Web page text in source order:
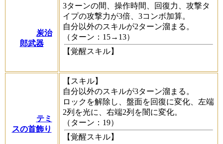
炭治
郎武器
3ターンの間、操作時間、回復力、攻撃タ
イプの攻撃力が3倍、3コンボ加算。
自分以外のスキルが2ターン溜まる。
（ターン：15→13）
【覚醒スキル】
テミ
スの首飾り
【スキル】
自分以外のスキルが3ターン溜まる。
ロックを解除し、盤面を回復に変化、左端
2列を光に、右端2列を闇に変化。
（ターン：19）
【覚醒スキル】